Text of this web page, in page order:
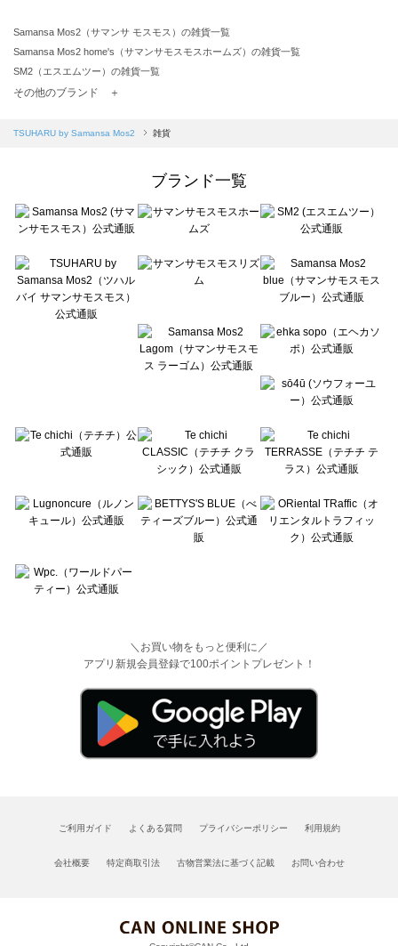
Samansa Mos2（サマンサ モスモス）の雑貨一覧
Samansa Mos2 home's（サマンサモスモスホームズ）の雑貨一覧
SM2（エスエムツー）の雑貨一覧
TSUHARU by Samansa Mos2（ツハルバイサマンサモスモス）の雑貨一覧
Samansa Mos2 blue（サマンサモスモス ブルー）の雑貨一覧
sō4ū（ソウフォーユー）の雑貨一覧
Te chichi（テチチ）の雑貨一覧
Te chichi CLASSIC（テチチ クラシック）の雑貨一覧
Lugnoncure（ルノンキュール）の雑貨一覧
BETTY'S BLUE（べティーズブルー）の雑貨一覧
Wpc.（ワールドパーティー）の雑貨一覧
その他のブランド ＋
TSUHARU by Samansa Mos2 雑貨
ブランド一覧
＼お買い物をもっと便利に／
アプリ新規会員登録で100ポイントプレゼント！
ご利用ガイド よくある質問 プライバシーポリシー 利用規約
会社概要 特定商取引法 古物営業法に基づく記載 お問い合わせ